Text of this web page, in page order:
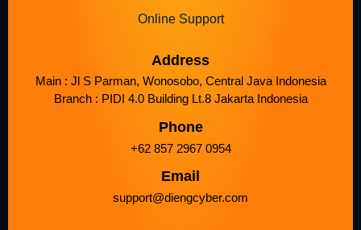
Online Support
Address
Main : Jl S Parman, Wonosobo, Central Java Indonesia
Branch : PIDI 4.0 Building Lt.8 Jakarta Indonesia
Phone
+62 857 2967 0954
Email
support@diengcyber.com